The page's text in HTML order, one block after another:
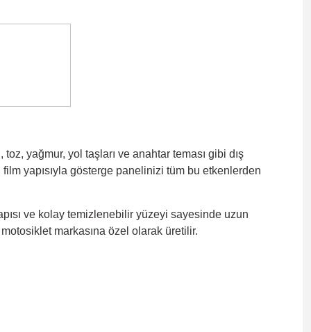
yağmur, yol taşları ve anahtar teması gibi dış
yapısıyla gösterge panelinizi tüm bu etkenlerden
ve kolay temizlenebilir yüzeyi sayesinde uzun
markasına özel olarak üretilir.